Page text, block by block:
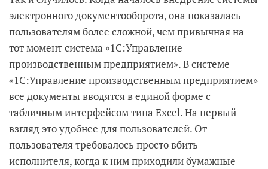
электронного документооборота, она показалась
пользователям более сложной, чем привычная на
тот момент система «1С:Управление
производственным предприятием». В системе
«1С:Управление производственным предприятием»
все документы вводятся в единой форме с
табличным интерфейсом типа Excel. На первый
взгляд это удобнее для пользователей. От
пользователя требовалось просто вбить
исполнителя, когда к ним приходили бумажные